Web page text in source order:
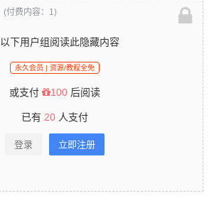
(付费内容：1)
下用户组阅读此隐藏内容
永久会员 | 资源/教程全免
或支付 100 后阅读
已有 20 人支付
登录 立即注册